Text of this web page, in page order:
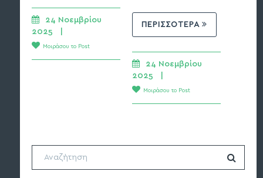
24 Νοεμβρίου
2025   |
Μοιράσου το Post
ΠΕΡΙΣΣΟΤΕΡΑ
24 Νοεμβρίου
2025   |
Μοιράσου το Post